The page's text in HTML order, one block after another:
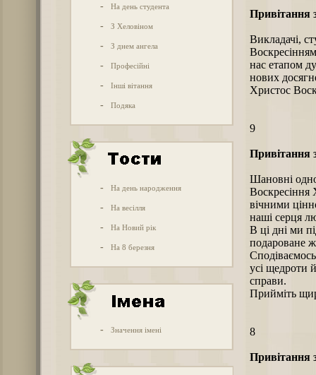
- На день студента
- З Хеловіном
- З днем ангела
- Професійні
- Інші вітання
- Подяка
- На день народження
- На весілля
- На Новий рік
- На 8 березня
- Значення імені
Привітання
Викладачі,
нас етапом
нових
Христос
9
Привітання
Шановні
Воскресіння
вічними
наші серця
В ці дні ми
подароване
усі щедроти
справи.
Прийміть
8
Привітання